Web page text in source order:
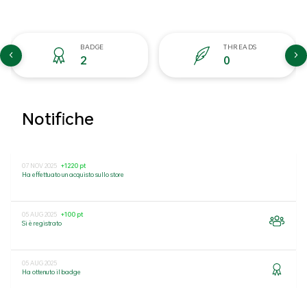
BADGE
2
THREADS
0
Notifiche
07 NOV 2025 +1220 pt
Ha effettuato un acquisto sullo store
05 AUG 2025 +100 pt
Si è registrato
05 AUG 2025
Ha ottenuto il badge